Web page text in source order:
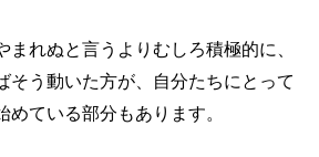
まれぬと言うよりむしろ積極的に、
そう動いた方が、自分たちにとって
ている部分もあります。